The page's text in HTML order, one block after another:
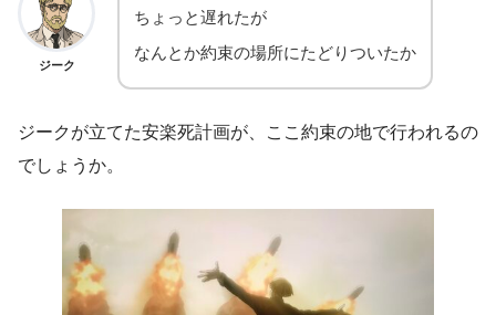
ジーク
ちょっと遅れたが
なんとか約束の場所にたどりついたか
ジークが立てた安楽死計画が、ここ約束の地で行われるの
でしょうか。